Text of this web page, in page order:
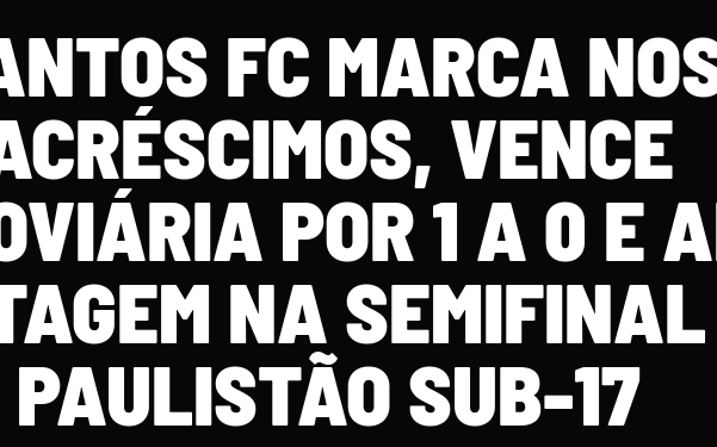
FC MARCA
VENCE
POR 1 A 0 E
NA SEMIFINAL
PAULISTÃO SUB-17